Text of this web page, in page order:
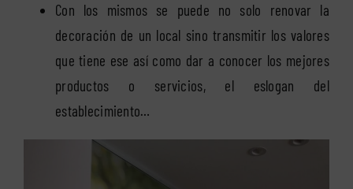
Con los mismos se puede no solo renovar la
decoración de un local sino transmitir los valores
que tiene ese así como dar a conocer los mejores
productos o servicios, el eslogan del
establecimiento…